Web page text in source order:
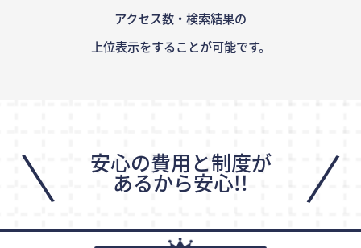
アクセス数・検索結果の
上位表示をすることが可能です。
\ 安心の費用と制度が
あるから安心!! /